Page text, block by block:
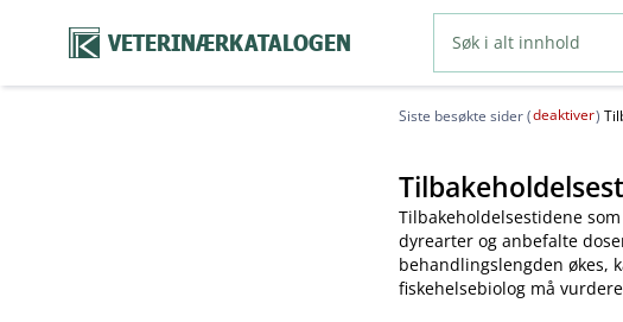
VETERINÆRKATALOGEN
Siste besøkte sider (deaktiver)
Tilbakeholdelsestidene
dyrearter og anbefalte
behandlingslengden økes,
fiskehelsebiolog må